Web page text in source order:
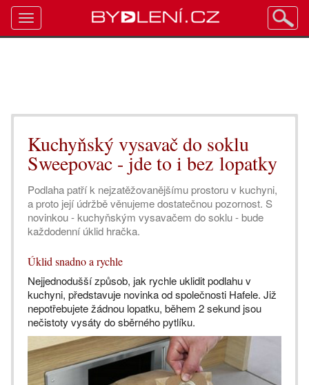
Kuchyňský vysavač do soklu
Sweepovac - jde to i bez lopatky
Podlaha patří k nejzatěžovanějšímu prostoru v kuchyni,
a proto její údržbě věnujeme dostatečnou pozornost. S
novinkou - kuchyňským vysavačem do soklu - bude
každodenní úklid hračka.
Úklid snadno a rychle
Nejjednodušší způsob, jak rychle uklidit podlahu v
kuchyni, představuje novinka od společnosti Hafele. Již
nepotřebujete žádnou lopatku, během 2 sekund jsou
nečistoty vysáty do sběrného pytlíku.
Toggle
navigation